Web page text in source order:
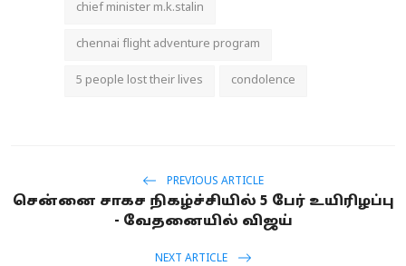
chief minister m.k.stalin
chennai flight adventure program
5 people lost their lives condolence
PREVIOUS ARTICLE
சென்னை சாகச நிகழ்ச்சியில் 5 பேர் உயிரிழப்பு
- வேதனையில் விஜய்
NEXT ARTICLE